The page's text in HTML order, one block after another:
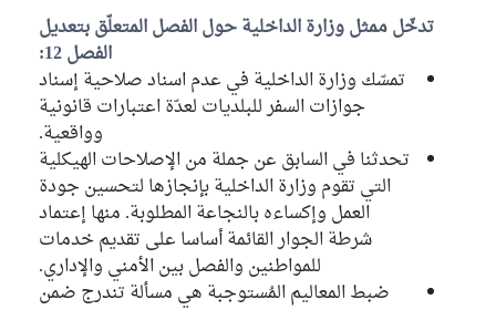
تدخّل ممثل وزارة الداخلية حول الفصل المتعلّق بتعديل
الفصل 12:
تمسّك وزارة الداخلية في عدم اسناد صلاحية إسناد
جوازات السفر للبلديات لعدّة اعتبارات قانونية
وواقعية.
تحدثنا في السابق عن جملة من الإصلاحات الهيكلية
التي تقوم وزارة الداخلية بإنجازها لتحسين جودة
العمل وإكساءه بالنجاعة المطلوبة. منها إعتماد
شرطة الجوار القائمة أساسا على تقديم خدمات
للمواطنين والفصل بين الأمني والإداري.
ضبط المعاليم المُستوجبة هي مسألة تندرج ضمن